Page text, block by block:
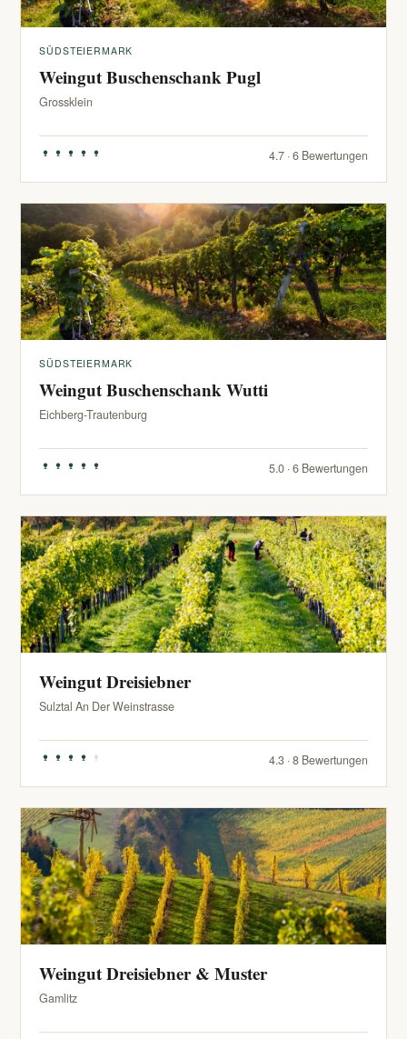
SÜDSTEIERMARK
Weingut Buschenschank Pugl
Grossklein
4.7 · 6 Bewertungen
SÜDSTEIERMARK
Weingut Buschenschank Wutti
Eichberg-Trautenburg
5.0 · 6 Bewertungen
Weingut Dreisiebner
Sulztal An Der Weinstrasse
4.3 · 8 Bewertungen
Weingut Dreisiebner & Muster
Gamlitz